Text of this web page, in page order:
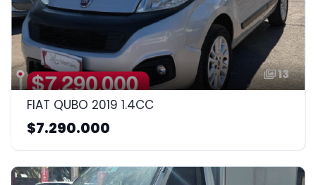
13
FIAT QUBO 2019 1.4CC
$7.290.000